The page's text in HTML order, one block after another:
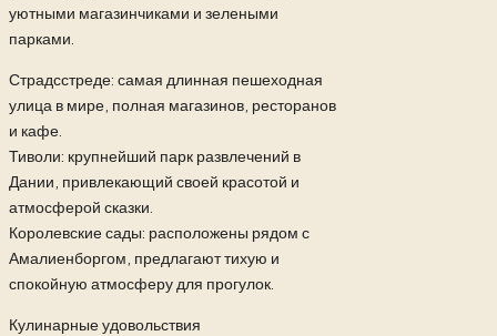
уютными магазинчиками и зелеными
парками.
Страдсстреде: самая длинная пешеходная
улица в мире, полная магазинов, ресторанов
и кафе.
Тиволи: крупнейший парк развлечений в
Дании, привлекающий своей красотой и
атмосферой сказки.
Королевские сады: расположены рядом с
Амалиенборгом, предлагают тихую и
спокойную атмосферу для прогулок.
Кулинарные удовольствия